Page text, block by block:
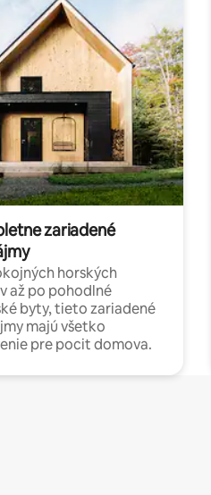
zariadené
horských
až po pohodlné
byty, tieto zariadené
majú všetko
pre pocit domova.